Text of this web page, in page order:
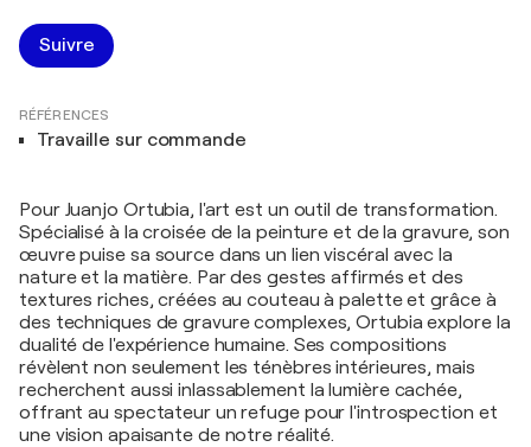
Suivre
RÉFÉRENCES
Travaille sur commande
Pour Juanjo Ortubia, l'art est un outil de transformation.
Spécialisé à la croisée de la peinture et de la gravure, son
œuvre puise sa source dans un lien viscéral avec la
nature et la matière. Par des gestes affirmés et des
textures riches, créées au couteau à palette et grâce à
des techniques de gravure complexes, Ortubia explore la
dualité de l'expérience humaine. Ses compositions
révèlent non seulement les ténèbres intérieures, mais
recherchent aussi inlassablement la lumière cachée,
offrant au spectateur un refuge pour l'introspection et
une vision apaisante de notre réalité.